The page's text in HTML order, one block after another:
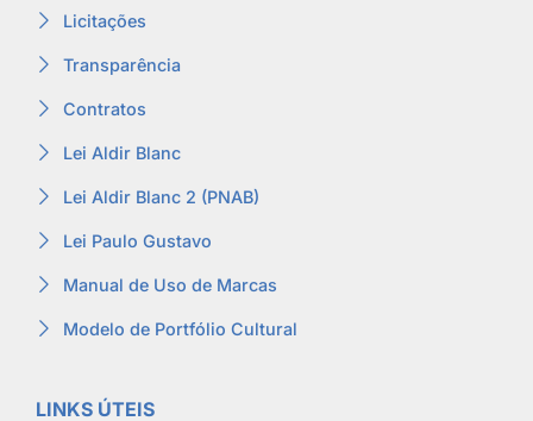
Licitações
Transparência
Contratos
Lei Aldir Blanc
Lei Aldir Blanc 2 (PNAB)
Lei Paulo Gustavo
Manual de Uso de Marcas
Modelo de Portfólio Cultural
LINKS ÚTEIS